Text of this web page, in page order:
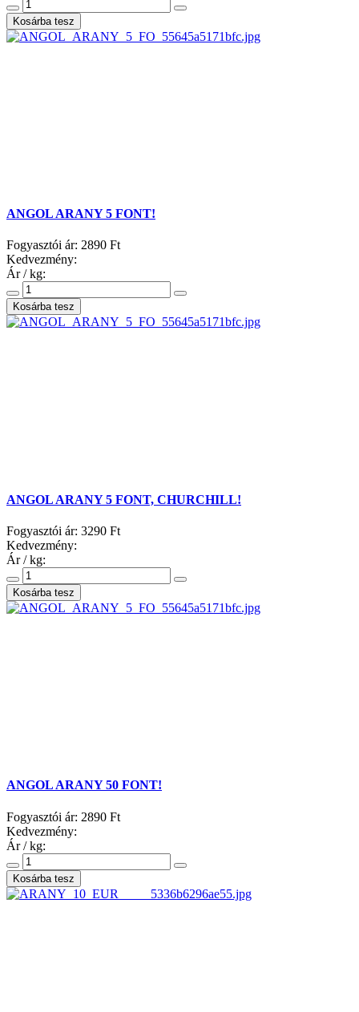
ANGOL ARANY 5 FONT!
Fogyasztói ár: 2890 Ft
Kedvezmény:
Ár / kg:
ANGOL ARANY 5 FONT, CHURCHILL!
Fogyasztói ár: 3290 Ft
Kedvezmény:
Ár / kg:
ANGOL ARANY 50 FONT!
Fogyasztói ár: 2890 Ft
Kedvezmény:
Ár / kg: